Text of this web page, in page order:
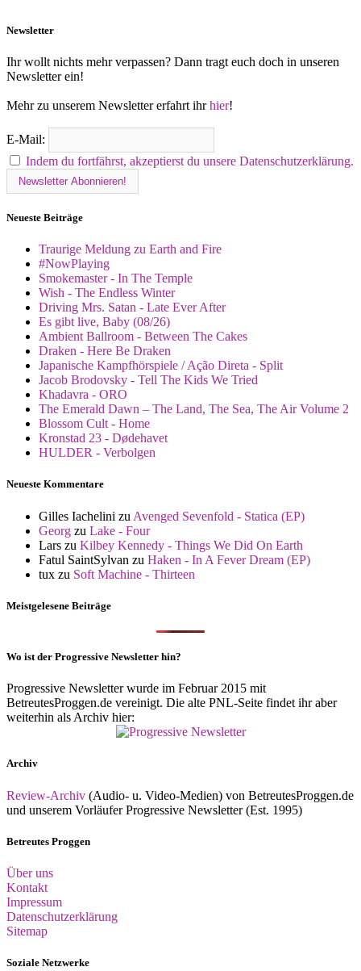
Newsletter
Ihr wollt nichts mehr verpassen? Dann tragt euch doch in unseren
Newsletter ein!
Mehr zu unserem Newsletter erfahrt ihrhier!
E-Mail:
Indem du fortfährst, akzeptierst du unsere Datenschutzerklärung.
Neueste Beiträge
Traurige Meldung zu Earth and Fire
#NowPlaying
Smokemaster - In The Temple
Wish - The Endless Winter
Driving Mrs. Satan - Late Ever After
Es gibt live, Baby (08/26)
Ambient Ballroom - Between The Cakes
Draken - Here Be Draken
Japanische Kampfhörspiele / Ação Direta - Split
Jacob Brodovsky - Tell The Kids We Tried
Khadavra - ORO
The Emerald Dawn – The Land, The Sea, The Air Volume 2
Blossom Cult - Home
Kronstad 23 - Dødehavet
HULDER - Verbolgen
Neueste Kommentare
Gilles Iachelini zu Avenged Sevenfold - Statica (EP)
Georg zu Lake - Four
Lars zu Kilbey Kennedy - Things We Did On Earth
Fatul SaintSylvan zu Haken - In A Fever Dream (EP)
tux zu Soft Machine - Thirteen
Meistgelesene Beiträge
Wo ist der Progressive Newsletter hin?
Progressive Newsletter wurde im Februar 2015 mit
BetreutesProggen.de vereinigt. Die alte PNL-Seite findet ihr aber
weiterhin als Archiv hier:
Archiv
Review-Archiv (Audio- u. Video-Medien) von BetreutesProggen.de
und unserem Vorläufer Progressive Newsletter (Est. 1995)
Betreutes Proggen
Über uns
Kontakt
Impressum
Datenschutzerklärung
Sitemap
Soziale Netzwerke